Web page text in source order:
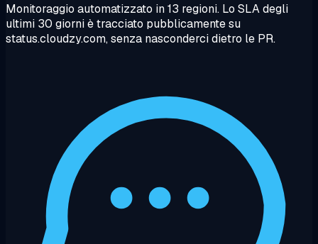
Monitoraggio automatizzato in 13 regioni. Lo SLA degli
ultimi 30 giorni è tracciato pubblicamente su
status.cloudzy.com, senza nasconderci dietro le PR.